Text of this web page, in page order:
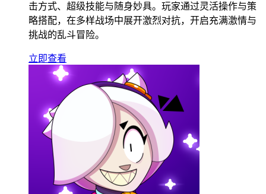
击方式、超级技能与随身妙具。玩家通过灵活操作与策
略搭配，在多样战场中展开激烈对抗，开启充满激情与
挑战的乱斗冒险。
立即查看